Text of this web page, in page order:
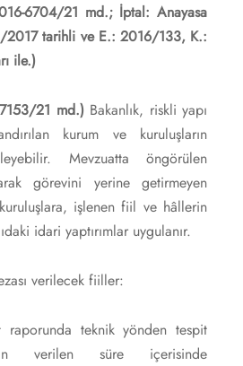
6704/21 md.; İptal: Anayasa
2017 tarihli ve E.: 2016/133, K.:
ile.)
21 md.) Bakanlık, riskli yapı
kurum ve kuruluşların
Mevzuatta öngörülen
görevini yerine getirmeyen
işlenen fiil ve hâllerin
idari yaptırımlar uygulanır.
verilecek fiiller:
raporunda teknik yönden tespit
verilen süre içerisinde